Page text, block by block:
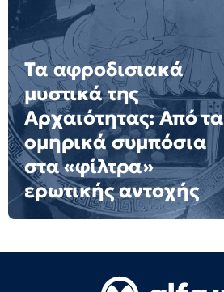
Τα αφροδισιακά
μυστικά της
Αρχαιότητας: Από τα
ομηρικά συμπόσια
στα «φίλτρα»
ερωτικής αντοχής